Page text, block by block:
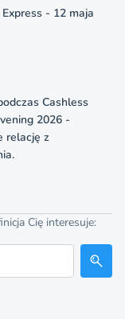
- 12 maja
Cashless
2026 -
relację z
Cię interesuje: